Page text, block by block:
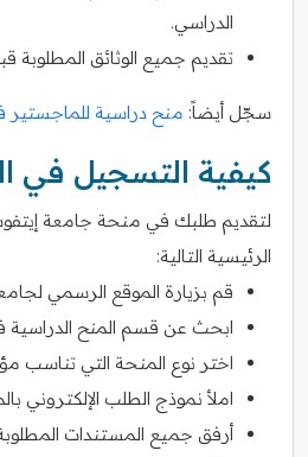
الدراسي.
تقديم جميع الوثائق المطلوبة
سجّل أيضاً: منح دراسية للماجستير
كيفية التسجيل في
لتقديم طلبك في منحة جامعة
الرئيسية التالية:
قم بزيارة الموقع الرسمي
ابحث عن قسم المنح الدراسية
اختر نوع المنحة التي تناسب
املأ نموذج الطلب الإلكتروني
أرفق جميع المستندات